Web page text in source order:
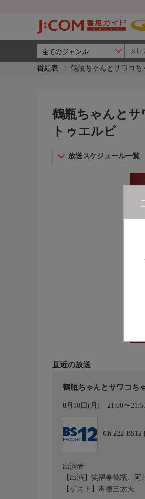
番組表 鶴瓶ちゃんとサワコち
鶴瓶ちゃんとサ
トゥエルビ
放送スケジュール一覧
直近の放送
鶴瓶ちゃんとサワコち
8月10日(月) 21:00〜
Ch.222 BS12
出演者
【出演】笑福亭鶴瓶、阿
【ゲスト】毒蝮三太夫